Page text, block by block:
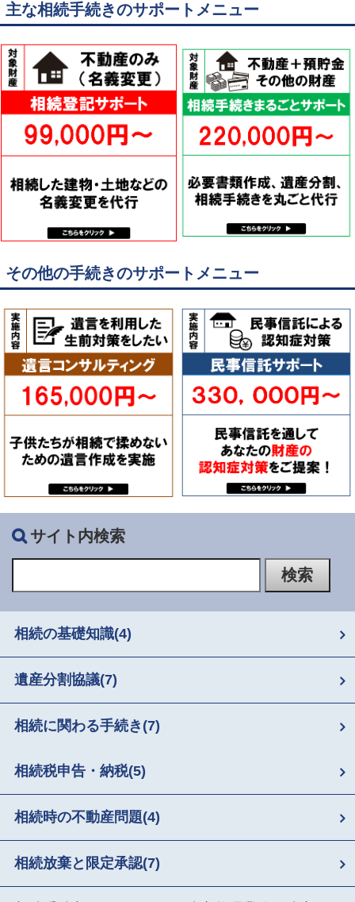
主な相続手続きのサポートメニュー
その他の手続きのサポートメニュー
サイト内検索
相続の基礎知識(4)
遺産分割協議(7)
相続に関わる手続き (7)
相続税申告・納税(5)
相続時の不動産問題(4)
相続放棄と限定承認(7)